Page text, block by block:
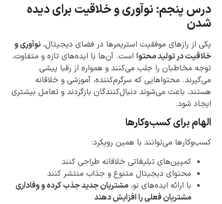
درس پنجم: نوآوری و خلاقیت برای دیده
شدن
یکی از رازهای موفقیت استریمرها در فضای دیجیتال، نوآوری و
خلاقیت در تولید محتوا است. آن‌ها با ایده‌های تازه و متفاوت،
توجه مخاطبان را جلب می‌کنند و همواره از رقبا پیشی
می‌گیرند. محتواهایی که سرگرم‌کننده، آموزشی و خلاقانه
هستند، باعث می‌شوند دنبال‌کنندگان بازگردند و تعامل بیشتری
ایجاد شود.
الهام برای کسب‌وکارها
کسب‌وکارها می‌توانند با همین رویکرد:
کمپین‌های تبلیغاتی خلاقانه طراحی کنند
محتوای دیجیتال متنوع و جذاب منتشر کنند
با ارائه ایده‌های نو، مشتریان جدید جذب کرده و وفاداری
مشتریان فعلی را افزایش دهند